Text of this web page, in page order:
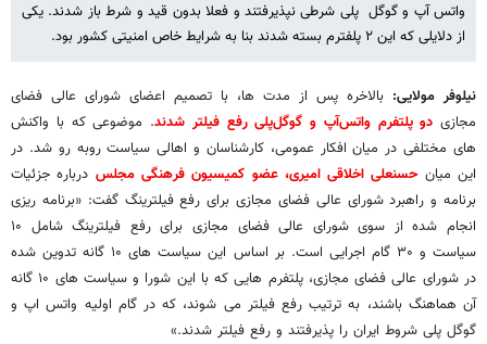
واتس آپ و گوگل پلی شرطی نپذیرفتند و فعلا بدون قید و شرط باز شدند. یکی
از دلایلی که این ۲ پلفترم بسته شدند بنا به شرایط خاص امنیتی کشور بود.
نیلوفر مولایی: بالاخره پس از مدت ها، با تصمیم اعضای شورای عالی فضای
مجازی دو پلتفرم واتس‌آپ و گوگل‌پلی رفع فیلتر شدند. موضوعی که با واکنش
های مختلفی در میان افکار عمومی، کارشناسان و اهالی سیاست روبه رو شد. در
این میانحسنعلی اخلاقی امیری، عضو کمیسیون فرهنگی مجلس درباره جزئیات
برنامه و راهبرد شورای عالی فضای مجازی برای رفع فیلترینگ گفت: «برنامه ریزی
انجام شده از سوی شورای عالی فضای مجازی برای رفع فیلترینگ شامل ۱۰
سیاست و ۳۰ گام اجرایی است. بر اساس این سیاست های ۱۰ گانه تدوین شده
در شورای عالی فضای مجازی، پلتفرم هایی که با این شورا و سیاست های ۱۰ گانه
آن هماهنگ باشند، به ترتیب رفع فیلتر می شوند، که در گام اولیه واتس اپ و
گوگل پلی شروط ایران را پذیرفتند و رفع فیلتر شدند.»